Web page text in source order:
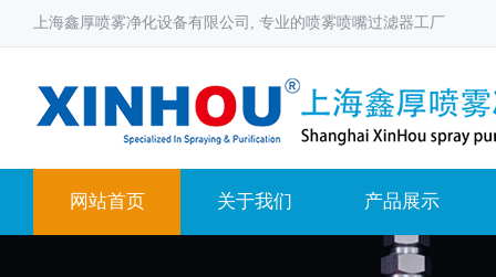
上海鑫厚喷雾净化设备有限公司, 专业的喷雾喷嘴过滤器工厂
网站首页 关于我们 产品展示